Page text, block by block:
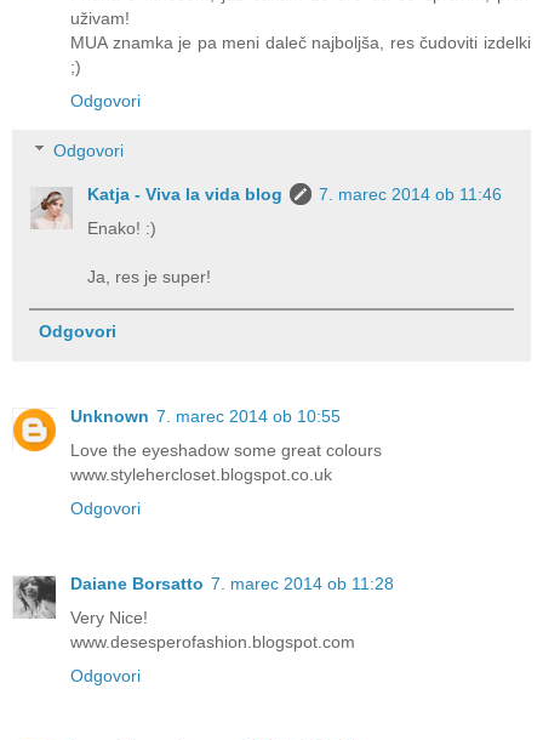
uživam!
MUA znamka je pa meni daleč najboljša, res čudoviti izdelki
;)
Odgovori
Odgovori
Katja - Viva la vida blog
7. marec 2014 ob 11:46
Enako! :)
Ja, res je super!
Odgovori
Unknown 7. marec 2014 ob 10:55
Love the eyeshadow some great colours
www.stylehercloset.blogspot.co.uk
Odgovori
Daiane Borsatto 7. marec 2014 ob 11:28
Very Nice!
www.desesperofashion.blogspot.com
Odgovori